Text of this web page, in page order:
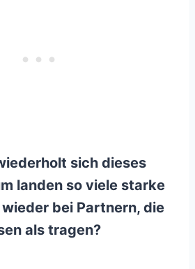
sich dieses
landen so viele starke
bei Partnern, die
als tragen?